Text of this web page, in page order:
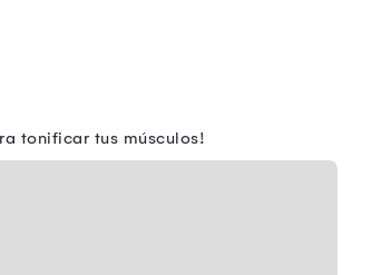
tonificar tus músculos!